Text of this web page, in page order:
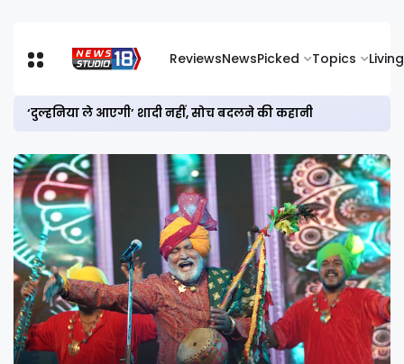
ReviewsNewsPicked Topics Living
‘दुल्हनिया ले आएगी’ शादी नहीं, सोच बदलने की कहानी